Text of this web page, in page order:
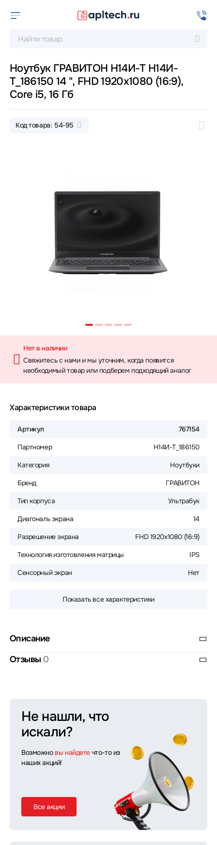
Ноутбук ГРАВИТОН Н14И-Т Н14И-
Т_186150 14 ", FHD 1920x1080 (16:9),
Core i5, 16 Гб
Код товара: 54-95
Нет в наличии
Свяжитесь с нами и мы уточним, когда появится
необходимый товар или подберем подходящий аналог
Характеристики товара
Артикул 767154
Партномер Н14И-Т_186150
Категория Ноутбуки
Бренд ГРАВИТОН
Тип корпуса Ультрабук
Диагональ экрана 14
Разрешение экрана FHD 1920x1080 (16:9)
Технология изготовления матрицы IPS
Сенсорный экран Нет
Показать все характеристики
Описание
Отзывы 0
Не нашли, что
искали?
Возможно вы найдете что-то из
наших акций!
Все акции